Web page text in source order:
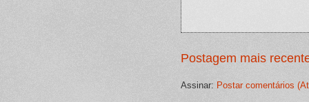
Postagem mais
Assinar: Postar comentários